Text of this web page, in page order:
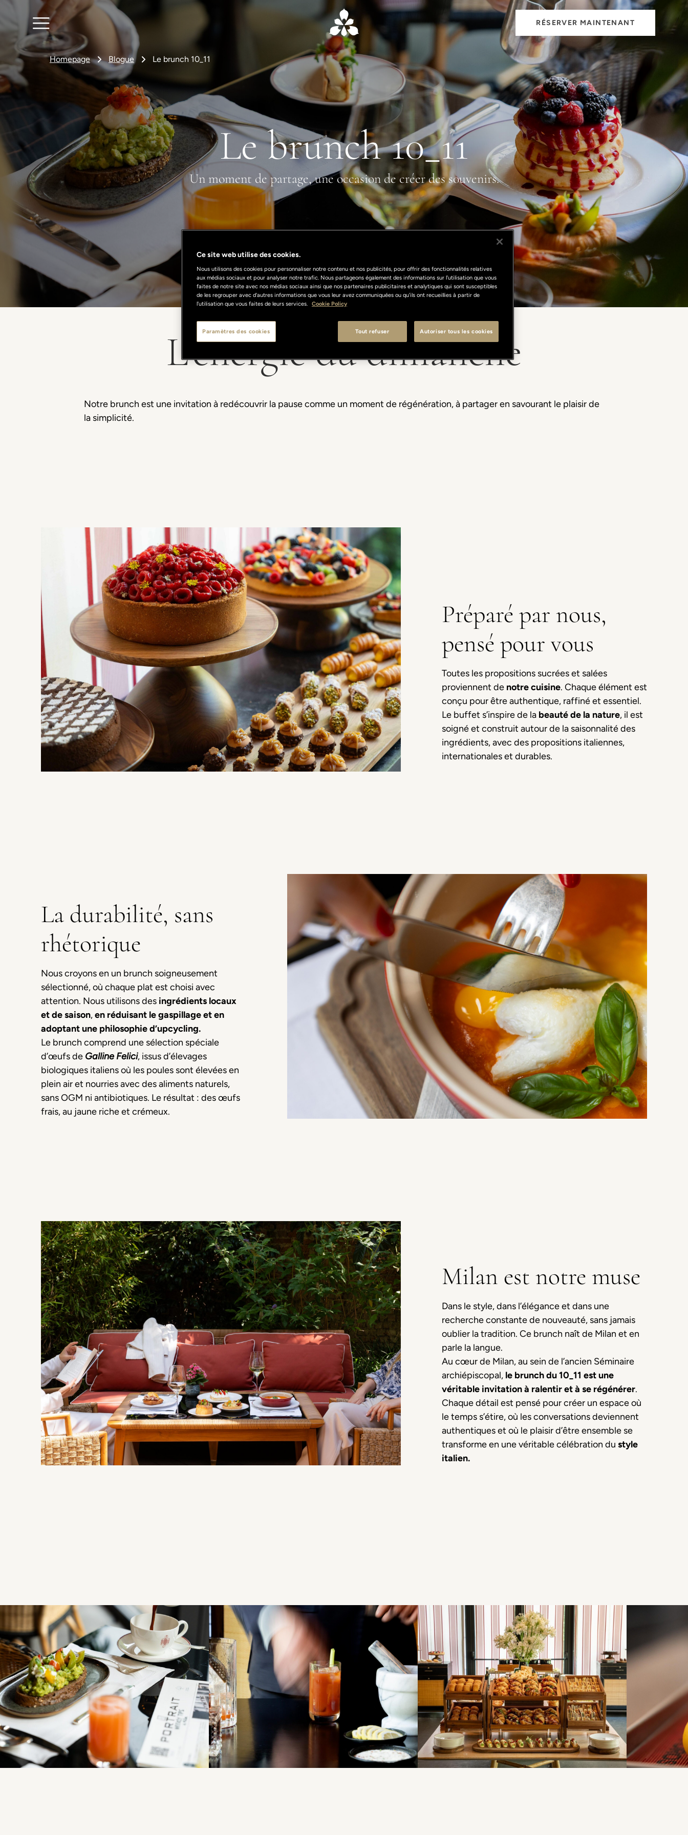
RÉSERVER MAINTENANT
Homepage Blogue Le brunch 10_11
Le brunch 10_11
Un moment de partage, une occasion de créer des souvenirs.
L’énergie du dimanche
Notre brunch est une invitation à redécouvrir la pause comme un moment de régénération, à partager en savourant le plaisir de
la simplicité.
Préparé par nous,
pensé pour vous
Toutes les propositions sucrées et salées
proviennent de notre cuisine. Chaque élément est
conçu pour être authentique, raffiné et essentiel.
Le buffet s’inspire de la beauté de la nature, il est
soigné et construit autour de la saisonnalité des
ingrédients, avec des propositions italiennes,
internationales et durables.
La durabilité, sans
rhétorique
Nous croyons en un brunch soigneusement
sélectionné, où chaque plat est choisi avec
attention. Nous utilisons des ingrédients locaux
et de saison,en réduisant le gaspillage et en
adoptant une philosophie d’upcycling.
Le brunch comprend une sélection spéciale
d’œufs de Galline Felici, issus d’élevages
biologiques italiens où les poules sont élevées en
plein air et nourries avec des aliments naturels,
sans OGM ni antibiotiques. Le résultat : des œufs
frais, au jaune riche et crémeux.
Milan est notre muse
Dans le style, dans l’élégance et dans une
recherche constante de nouveauté, sans jamais
oublier la tradition. Ce brunch naît de Milan et en
parle la langue.
Au cœur de Milan, au sein de l’ancien Séminaire
archiépiscopal, le brunch du 10_11 est une
véritable invitation à ralentir et à se régénérer.
Chaque détail est pensé pour créer un espace où
le temps s’étire, où les conversations deviennent
authentiques et où le plaisir d’être ensemble se
transforme en une véritable célébration du style
italien.
l’eau et le service.
95€ par personne — tous les dimanches de 12h à 15h.
Ce site web utilise des cookies.
Nous utilisons des cookies pour personnaliser notre contenu et nos publicités, pour offrir des fonctionnalités relatives
aux médias sociaux et pour analyser notre trafic. Nous partageons également des informations sur l'utilisation que vous
faites de notre site avec nos médias sociaux ainsi que nos partenaires publicitaires et analytiques qui sont susceptibles
de les regrouper avec d'autres informations que vous leur avez communiquées ou qu'ils ont recueillies à partir de
l'utilisation que vous faites de leurs services. Cookie Policy
Tout refuser Autoriser tous les cookies
Paramètres des cookies